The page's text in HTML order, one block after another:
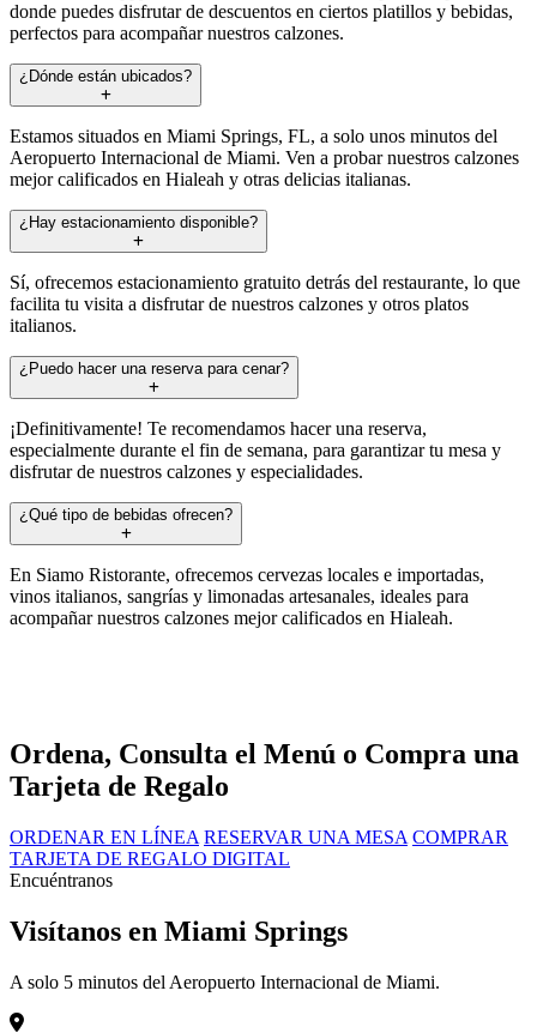
donde puedes disfrutar de descuentos en ciertos platillos y bebidas,
perfectos para acompañar nuestros calzones.
¿Dónde están ubicados?
Estamos situados en Miami Springs, FL, a solo unos minutos del
Aeropuerto Internacional de Miami. Ven a probar nuestros calzones
mejor calificados en Hialeah y otras delicias italianas.
¿Hay estacionamiento disponible?
Sí, ofrecemos estacionamiento gratuito detrás del restaurante, lo que
facilita tu visita a disfrutar de nuestros calzones y otros platos
italianos.
¿Puedo hacer una reserva para cenar?
¡Definitivamente! Te recomendamos hacer una reserva,
especialmente durante el fin de semana, para garantizar tu mesa y
disfrutar de nuestros calzones y especialidades.
¿Qué tipo de bebidas ofrecen?
En Siamo Ristorante, ofrecemos cervezas locales e importadas,
vinos italianos, sangrías y limonadas artesanales, ideales para
acompañar nuestros calzones mejor calificados en Hialeah.
Ordena, Consulta el Menú o Compra una
Tarjeta de Regalo
ORDENAR EN LÍNEA RESERVAR UNA MESA COMPRAR
TARJETA DE REGALO DIGITAL
Encuéntranos
Visítanos en Miami Springs
A solo 5 minutos del Aeropuerto Internacional de Miami.